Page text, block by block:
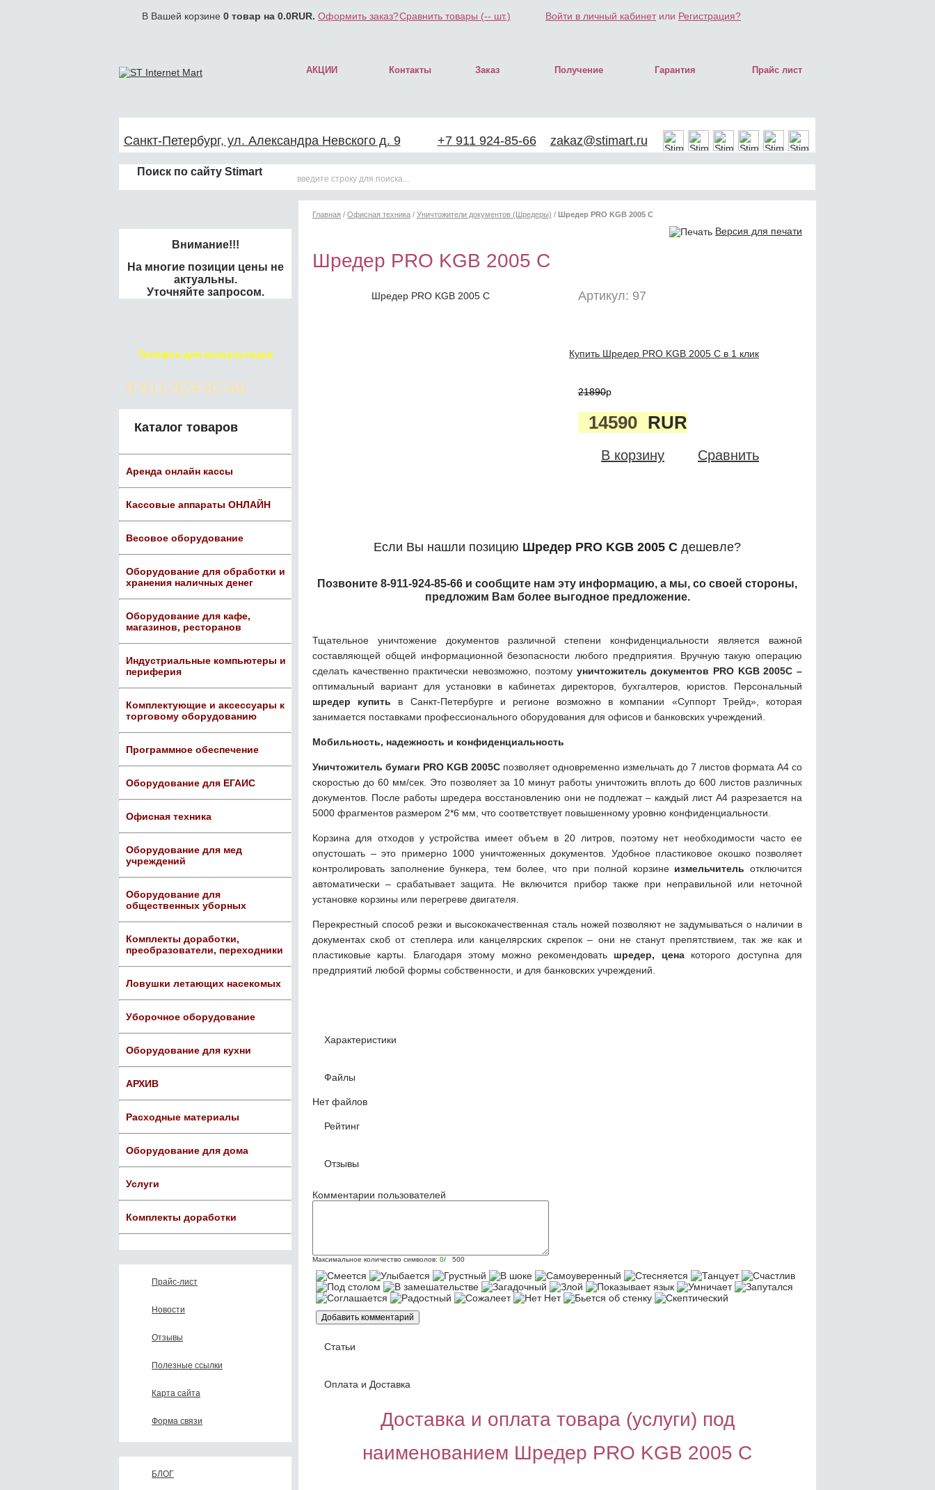
В Вашей корзине 0 товар на 0.0RUR. Оформить заказ?Сравнить товары (-- шт.) Войти в личный кабинетили Регистрация?
АКЦИИ Контакты Заказ Получение Гарантия Прайс лист
Санкт-Петербург, ул. Александра Невского д. 9 +7 911 924-85-66 zakaz@stimart.ru
Поиск по сайту Stimart
Внимание!!!
На многие позиции цены не
актуальны.
Уточняйте запросом.
Телефон для консультации
8-911-924-85-66
Каталог товаров
Аренда онлайн кассы
Кассовые аппараты ОНЛАЙН
Весовое оборудование
Оборудование для обработки и
хранения наличных денег
Оборудование для кафе,
магазинов, ресторанов
Индустриальные компьютеры и
периферия
Комплектующие и аксессуары к
торговому оборудованию
Программное обеспечение
Оборудование для ЕГАИС
Офисная техника
Оборудование для мед
учреждений
Оборудование для
общественных уборных
Комплекты доработки,
преобразователи, переходники
Ловушки летающих насекомых
Уборочное оборудование
Оборудование для кухни
АРХИВ
Расходные материалы
Оборудование для дома
Услуги
Комплекты доработки
Прайс-лист
Новости
Отзывы
Полезные ссылки
Карта сайта
Форма связи
БЛОГ
Главная / Офисная техника / Уничтожители документов (Шредеры) / Шредер PRO KGB 2005 C
Версия для печати
Шредер PRO KGB 2005 C
Шредер PRO KGB 2005 C Артикул: 97
Купить Шредер PRO KGB 2005 C в 1 клик
21890p
14590 RUR
В корзину Сравнить
Если Вы нашли позицию Шредер PRO KGB 2005 C дешевле?
Позвоните 8-911-924-85-66 и сообщите нам эту информацию, а мы, со своей стороны,
предложим Вам более выгодное предложение.
Тщательное уничтожение документов различной степени конфиденциальности является важной
составляющей общей информационной безопасности любого предприятия. Вручную такую операцию
сделать качественно практически невозможно, поэтому уничтожитель документов PRO KGB 2005С –
оптимальный вариант для установки в кабинетах директоров, бухгалтеров, юристов. Персональный
шредер купить в Санкт-Петербурге и регионе возможно в компании «Суппорт Трейд», которая
занимается поставками профессионального оборудования для офисов и банковских учреждений.
Мобильность, надежность и конфиденциальность
Уничтожитель бумаги PRO KGB 2005С позволяет одновременно измельчать до 7 листов формата А4 со
скоростью до 60 мм/сек. Это позволяет за 10 минут работы уничтожить вплоть до 600 листов различных
документов. После работы шредера восстановлению они не подлежат – каждый лист А4 разрезается на
5000 фрагментов размером 2*6 мм, что соответствует повышенному уровню конфиденциальности.
Корзина для отходов у устройства имеет объем в 20 литров, поэтому нет необходимости часто ее
опустошать – это примерно 1000 уничтоженных документов. Удобное пластиковое окошко позволяет
контролировать заполнение бункера, тем более, что при полной корзине измельчительотключится
автоматически – срабатывает защита. Не включится прибор также при неправильной или неточной
установке корзины или перегреве двигателя.
Перекрестный способ резки и высококачественная сталь ножей позволяют не задумываться о наличии в
документах скоб от степлера или канцелярских скрепок – они не станут препятствием, так же как и
пластиковые карты. Благодаря этому можно рекомендовать шредер, цена которого доступна для
предприятий любой формы собственности, и для банковских учреждений.
Характеристики
Файлы
Нет файлов
Рейтинг
Отзывы
Комментарии пользователей
Максимальное количество символов: 0/ 500
Статьи
Оплата и Доставка
Доставка и оплата товара (услуги) под
наименованием Шредер PRO KGB 2005 C